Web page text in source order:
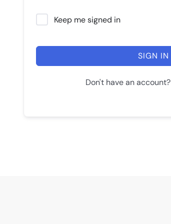
Keep me signed in
SIGN IN
Don't have an account?